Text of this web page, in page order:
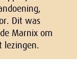
Dit was
Marnix om
lezingen.